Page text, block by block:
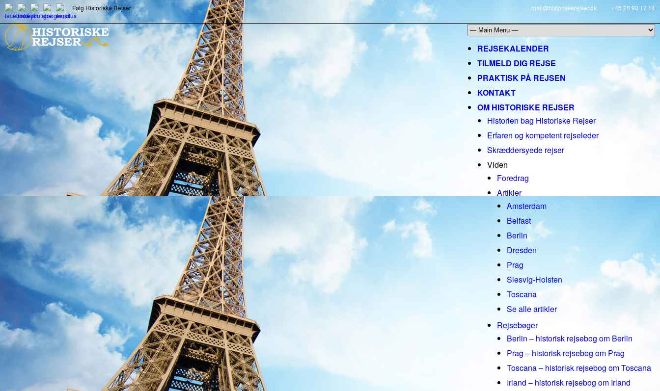
Følg Historiske Rejser mail@historiskerejser.dk +45 20 93 17 14
REJSEKALENDER
TILMELD DIG REJSE
PRAKTISK PÅ REJSEN
KONTAKT
OM HISTORISKE REJSER
Historien bag Historiske Rejser
Erfaren og kompetent rejseleder
Skræddersyede rejser
Viden
Foredrag
Artikler
Amsterdam
Belfast
Berlin
Dresden
Prag
Slesvig-Holsten
Toscana
Se alle artikler
Rejsebøger
Berlin – historisk rejsebog om Berlin
Prag – historisk rejsebog om Prag
Toscana – historisk rejsebog om Toscana
Irland – historisk rejsebog om Irland